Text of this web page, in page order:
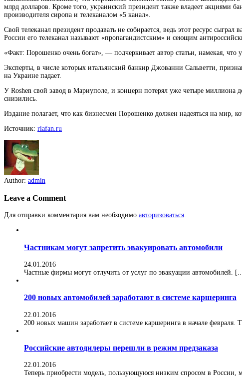
млрд долларов. Кроме того, украинский президент также владеет акциями
производителя сиропа и телеканалом «5 канал».
Свой телеканал президент продавать не собирается, ведь этот ресурс
России его телеканал называют «пропагандистским» и сеющим
«Факт: Порошенко очень богат», — подчеркивает автор статьи, намекая, что
Эксперты, в числе которых итальянский банкир Джованни Сальветти,
на Украине падает.
У Roshen свой завод в Мариуполе, и концерн потерял уже четыре миллиона
снизились.
Издание полагает, что как бизнесмен Порошенко должен надеяться на мир,
Источник: riafan.ru
Author: admin
Leave a Comment
Для отправки комментария вам необходимо авторизоваться.
Частникам могут запретить эвакуировать автомобили
24.01.2016
Частные фирмы могут отлучить от услуг по эвакуации автомобилей.
200 новых автомобилей заработают в системе каршеринга
22.01.2016
200 новых машин заработает в системе каршеринга в начале февраля.
Российские автодилеры перешли в режим предзаказа
22.01.2016
Теперь приобрести модель, пользующуюся низким спросом в России,